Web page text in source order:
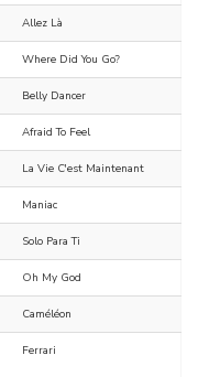
Allez Là
Where Did You Go?
Belly Dancer
Afraid To Feel
La Vie C'est Maintenant
Maniac
Solo Para Ti
Oh My God
Caméléon
Ferrari